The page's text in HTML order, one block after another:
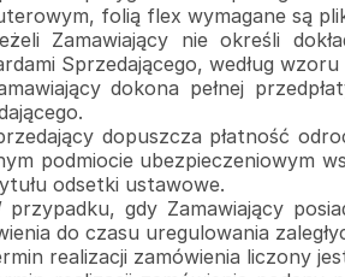
folią flex wymagane są
Zamawiający nie określi
Sprzedającego, według
dokona pełnej
dopuszcza płatność
podmiocie ubezpieczeniowym
odsetki ustawowe.
przypadku, gdy Zamawiający
do czasu uregulowania
realizacji zamówienia liczony